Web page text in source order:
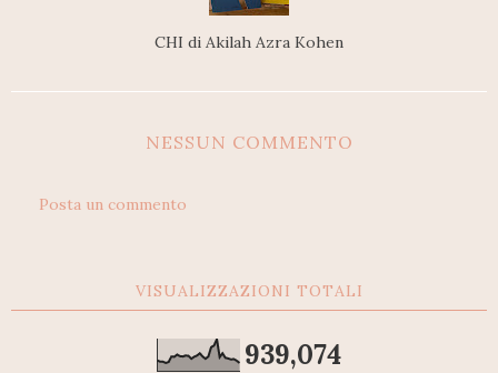
CHI di Akilah Azra Kohen
NESSUN COMMENTO
Posta un commento
VISUALIZZAZIONI TOTALI
939,074